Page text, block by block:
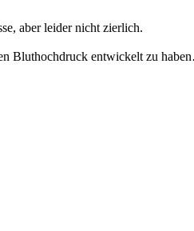
aber leider nicht zierlich.
Bluthochdruck entwickelt zu